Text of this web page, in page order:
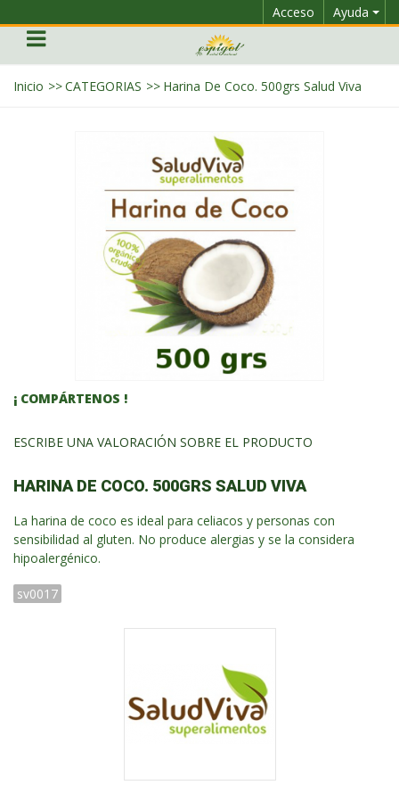
Ayuda
Acceso
Inicio >>CATEGORIAS >> Harina De Coco. 500grs Salud Viva
¡ COMPÁRTENOS !
ESCRIBE UNA VALORACIÓN SOBRE EL PRODUCTO
HARINA DE COCO. 500GRS SALUD VIVA
La harina de coco es ideal para celiacos y personas con
sensibilidad al gluten. No produce alergias y se la considera
hipoalergénico.
sv0017